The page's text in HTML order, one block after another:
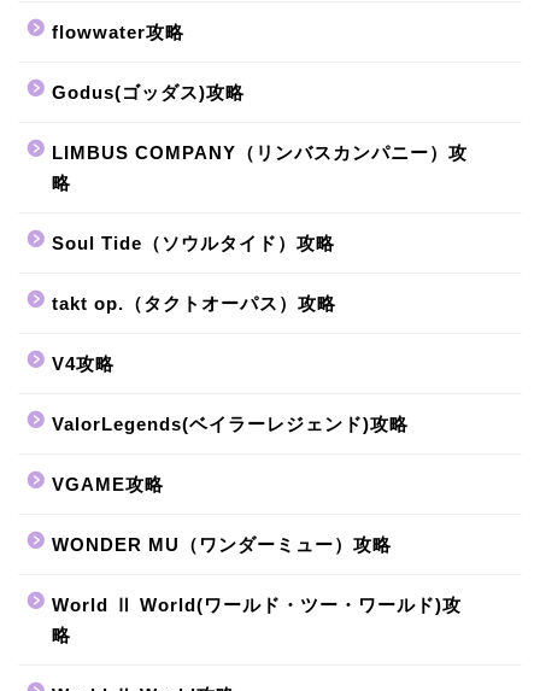
flowwater攻略
Godus(ゴッダス)攻略
LIMBUS COMPANY（リンバスカンパニー）攻
略
Soul Tide（ソウルタイド）攻略
takt op.（タクトオーパス）攻略
V4攻略
ValorLegends(ベイラーレジェンド)攻略
VGAME攻略
WONDER MU（ワンダーミュー）攻略
World Ⅱ World(ワールド・ツー・ワールド)攻
略